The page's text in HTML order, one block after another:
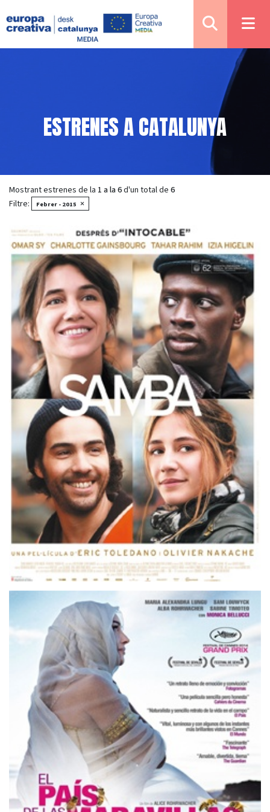
ESTRENES A CATALUNYA
Mostrant estrenes de la 1 a la 6d'un total de 6
Filtre:
Febrer - 2015 ×